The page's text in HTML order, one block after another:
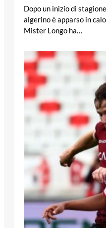
Dopo un inizio di
algerino è apparso in
Mister Longo ha…